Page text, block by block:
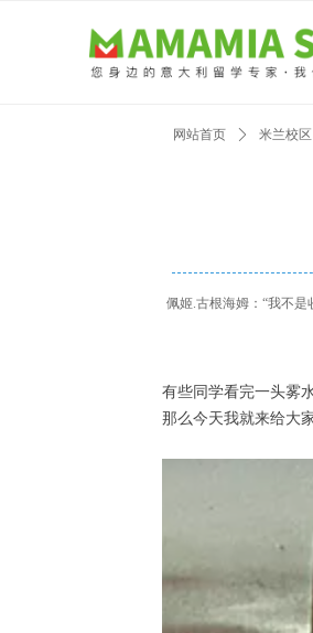
网站首页 ꄲ 米兰校区
有些同学看完一头雾
那么今天我就来给大
佩姬.古根海姆：“我不